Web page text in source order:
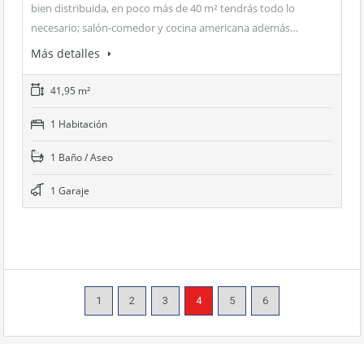
bien distribuida, en poco más de 40 m² tendrás todo lo
necesario; salón-comedor y cocina americana además…
Más detalles
41,95 m²
1 Habitación
1 Baño / Aseo
1 Garaje
1 2 3 4 5 6